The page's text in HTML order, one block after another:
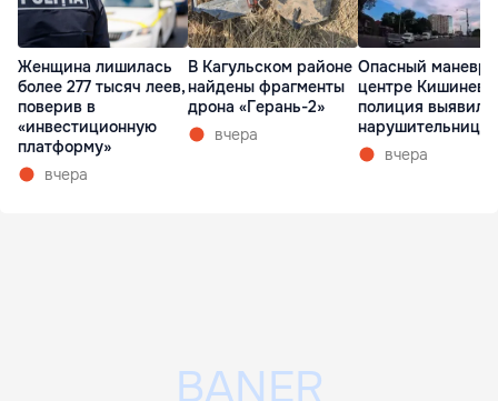
Женщина лишилась
более 277 тысяч леев,
поверив в
«инвестиционную
платформу»
вчера
В Кагульском районе
найдены фрагменты
дрона «Герань-2»
вчера
Опасный маневр
центре Кишинева:
полиция выявила
нарушительницу
вчера